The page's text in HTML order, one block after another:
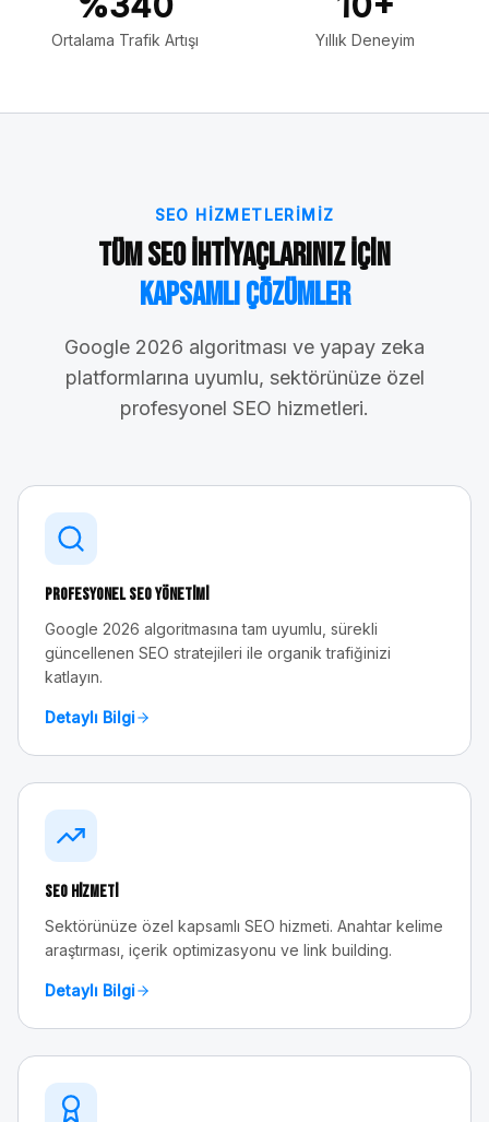
Ortalama Trafik Artışı Yıllık Deneyim
SEO HIZMETLERIMIZ
Tüm SEO İhtiyaçlarınız İçin
Kapsamlı Çözümler
Google 2026 algoritması ve yapay zeka
platformlarına uyumlu, sektörünüze özel
profesyonel SEO hizmetleri.
Profesyonel SEO Yönetimi
Google 2026 algoritmasına tam uyumlu, sürekli
güncellenen SEO stratejileri ile organik trafiğinizi
katlayın.
Detaylı Bilgi
SEO Hizmeti
Sektörünüze özel kapsamlı SEO hizmeti. Anahtar kelime
araştırması, içerik optimizasyonu ve link building.
Detaylı Bilgi